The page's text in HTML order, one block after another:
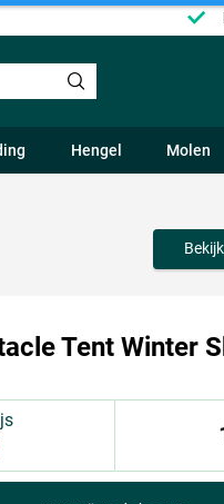
Hengel Molen
Tent Winter